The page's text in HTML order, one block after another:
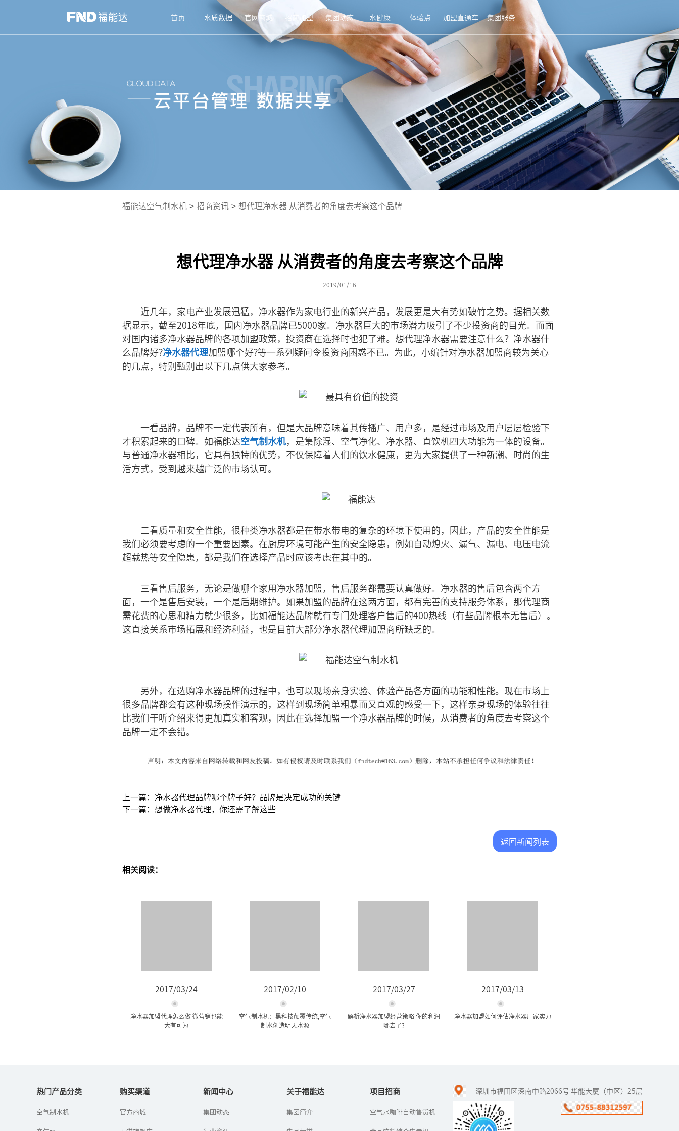
首页 水质数据 官网商城 招商加盟 集团动态 水健康 体验点 加盟直通车 集团服务
福能达空气制水机 > 招商资讯 > 想代理净水器 从消费者的角度去考察这个品牌
想代理净水器 从消费者的角度去考察这个品牌
2019/01/16
近几年，家电产业发展迅猛，净水器作为家电行业的新兴产品，发展更是大有势如破竹之势。据相关数
据显示，截至2018年底，国内净水器品牌已5000家。净水器巨大的市场潜力吸引了不少投资商的目光。而面
对国内诸多净水器品牌的各项加盟政策，投资商在选择时也犯了难。想代理净水器需要注意什么？净水器什
么品牌好?净水器代理加盟哪个好?等一系列疑问令投资商困惑不已。为此，小编针对净水器加盟商较为关心
的几点，特别甄别出以下几点供大家参考。
一看品牌，品牌不一定代表所有，但是大品牌意味着其传播广、用户多，是经过市场及用户层层检验下
才积累起来的口碑。如福能达空气制水机，是集除湿、空气净化、净水器、直饮机四大功能为一体的设备。
与普通净水器相比，它具有独特的优势，不仅保障着人们的饮水健康，更为大家提供了一种新潮、时尚的生
活方式，受到越来越广泛的市场认可。
二看质量和安全性能，很种类净水器都是在带水带电的复杂的环境下使用的，因此，产品的安全性能是
我们必须要考虑的一个重要因素。在厨房环境可能产生的安全隐患，例如自动熄火、漏气、漏电、电压电流
超载热等安全隐患，都是我们在选择产品时应该考虑在其中的。
三看售后服务，无论是做哪个家用净水器加盟，售后服务都需要认真做好。净水器的售后包含两个方
面，一个是售后安装，一个是后期维护。如果加盟的品牌在这两方面，都有完善的支持服务体系，那代理商
需花费的心思和精力就少很多，比如福能达品牌就有专门处理客户售后的400热线（有些品牌根本无售后）。
这直接关系市场拓展和经济利益，也是目前大部分净水器代理加盟商所缺乏的。
另外，在选购净水器品牌的过程中，也可以现场亲身实验、体验产品各方面的功能和性能。现在市场上
很多品牌都会有这种现场操作演示的，这样到现场简单粗暴而又直观的感受一下，这样亲身现场的体验往往
比我们干听介绍来得更加真实和客观，因此在选择加盟一个净水器品牌的时候，从消费者的角度去考察这个
品牌一定不会错。
上一篇：净水器代理品牌哪个牌子好？品牌是决定成功的关键
下一篇：想做净水器代理，你还需了解这些
返回新闻列表
相关阅读：
2017/03/24
净水器加盟代理怎么做 微营销也能
大有可为
当下，人人都有一部智能
2017/02/10
空气制水机：黑科技颠覆传统,空气
制水创造明天水源
空气制水机也叫空气造水
2017/03/27
解析净水器加盟经营策略 你的利润
哪去了?
净水器利润怎么样？净水
2017/03/13
净水器加盟如何评估净水器厂家实力
很多被丰厚的净水利润以
及广大的市场需求所深深
热门产品分类
空气制水机
购买渠道
官方商城
新闻中心
集团动态
关于福能达
集团简介
项目招商
空气水咖啡自动售货机
深圳市福田区深南中路2066号 华能大厦（中区）25层